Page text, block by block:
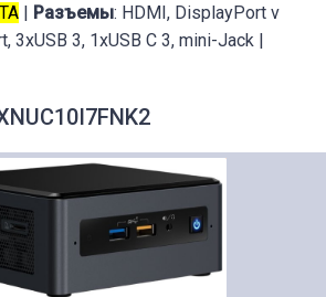
| Разъемы: HDMI, DisplayPort v
3xUSB 3, 1xUSB C 3, mini-Jack |